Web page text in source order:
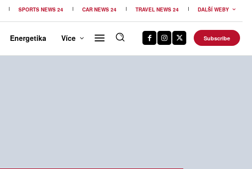
SPORTS NEWS 24 CAR NEWS 24 TRAVEL NEWS 24 DALŠÍ WEBY
Energetika Více Subscribe